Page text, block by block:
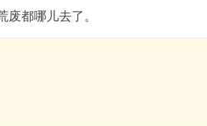
都哪儿去了。